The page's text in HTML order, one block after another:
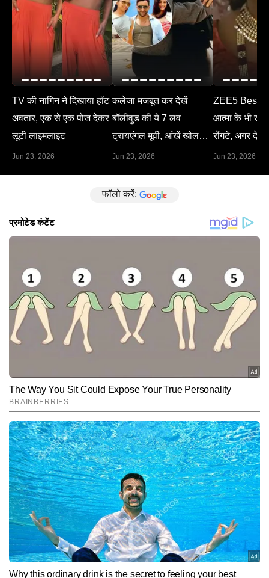
TV की नागिन ने दिखाया हॉट
अवतार, एक से एक पोज देकर
लूटी लाइमलाइट
Jun 23, 2026
कलेजा मजबूत कर देखें
बॉलीवुड की ये 7 लव
ट्रायएंगल मूवी, आंखें खोल
देगा हर सीन
Jun 23, 2026
ZEE5 Best
आत्मा के भी खड़े
रोंगटे, अगर देख
Jun 23, 2026
फॉलो करें: